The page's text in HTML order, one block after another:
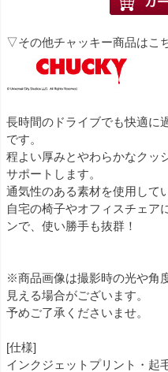
▽その他チャッキー商品はこ
長時間のドライブでも快適に
です。
程よい厚みとやわらかなクッ
サポートします。
通気性のある素材を使用して
自宅の椅子やオフィスチェア
ンで、使い勝手も抜群！
※商品画像は撮影時の光や角
見える場合がございます。
予めご了承くださいませ。
[仕様]
インクジェットプリント・起